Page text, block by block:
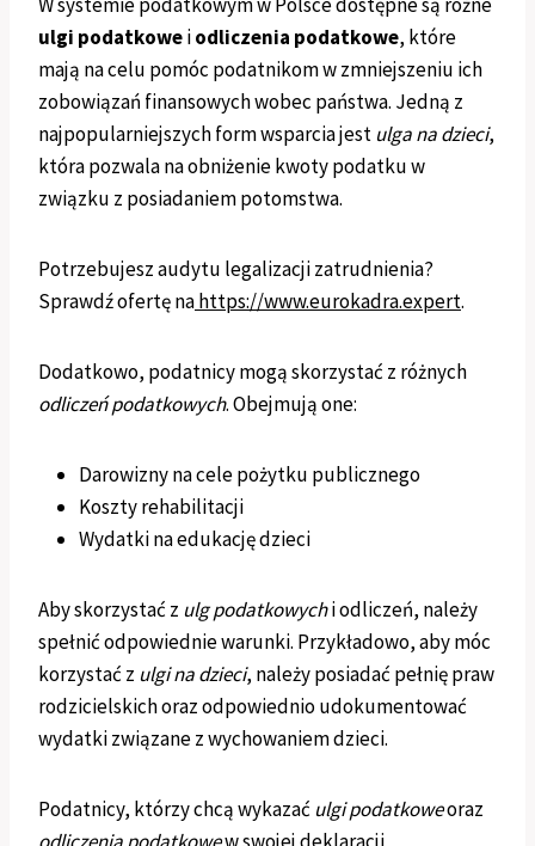
ulgi podatkoweiodliczenia podatkowe, które
mają na celu pomóc podatnikom w zmniejszeniu ich
zobowiązań finansowych wobec państwa. Jedną z
najpopularniejszych form wsparcia jestulga na dzieci,
która pozwala na obniżenie kwoty podatku w
związku z posiadaniem potomstwa.
Potrzebujesz audytu legalizacji zatrudnienia?
Sprawdź ofertę nahttps://www.eurokadra.expert.
Dodatkowo, podatnicy mogą skorzystać z różnych
odliczeń podatkowych. Obejmują one:
Darowizny na cele pożytku publicznego
Koszty rehabilitacji
Wydatki na edukację dzieci
Aby skorzystać z ulg podatkowychi odliczeń, należy
spełnić odpowiednie warunki. Przykładowo, aby móc
korzystać z ulgi na dzieci, należy posiadać pełnię praw
rodzicielskich oraz odpowiednio udokumentować
wydatki związane z wychowaniem dzieci.
Podatnicy, którzy chcą wykazać ulgi podatkoweoraz